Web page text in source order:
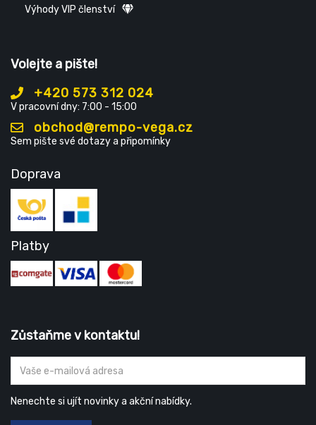
Výhody VIP členství
Volejte a pište!
+420 573 312 024
V pracovní dny: 7:00 - 15:00
obchod@rempo-vega.cz
Sem pište své dotazy a připomínky
Doprava
Platby
Zůstaňme v kontaktu!
Nenechte si ujít novinky a akční nabídky.